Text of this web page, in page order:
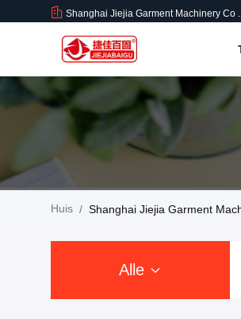
Shanghai Jiejia Garment Machinery Co
Huis / Shanghai Jiejia Garment
Alle